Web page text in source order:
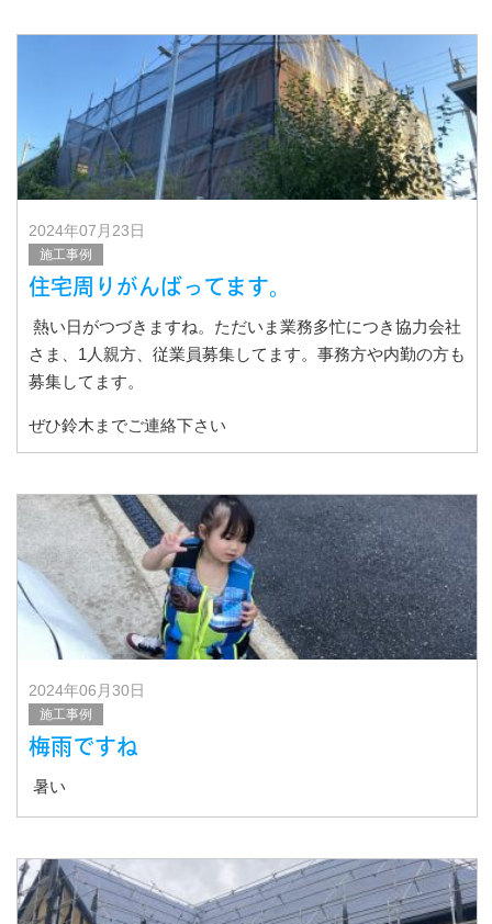
2024年07月23日
施工事例
住宅周りがんばってます。
熱い日がつづきますね。ただいま業務多忙につき協力会社
さま、1人親方、従業員募集してます。事務方や内勤の方も
募集してます。
ぜひ鈴木までご連絡下さい
2024年06月30日
施工事例
梅雨ですね
暑い